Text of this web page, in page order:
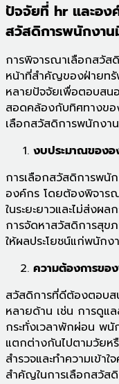
ปัจจัยที่ hr และอง
สวัสดิการพนักงาน
การพิจารณาเลือกสวัส
หน้าที่สำคัญของฝ่ายท
หลายปัจจัยเพื่อตอบสน
สอดคล้องกับทิศทางข
เลือกสวัสดิการพนักงา
งบประมาณของอ
การเลือกสวัสดิการพ
องค์กร โดยต้องพิจารณ
ในระยะยาวและไม่ส่งผ
การจัดหาสวัสดิการสุข
ให้ผลประโยชน์แก่พนัก
ความต้องการขอ
สวัสดิการที่ดีต้องตอบ
หลายด้าน เช่น การดูแ
กระทั่งเวลาพักผ่อน พ
แตกต่างกันไปตามวัยห
สำรวจและทำความเข้า
สำคัญในการเลือกสวัสดิ